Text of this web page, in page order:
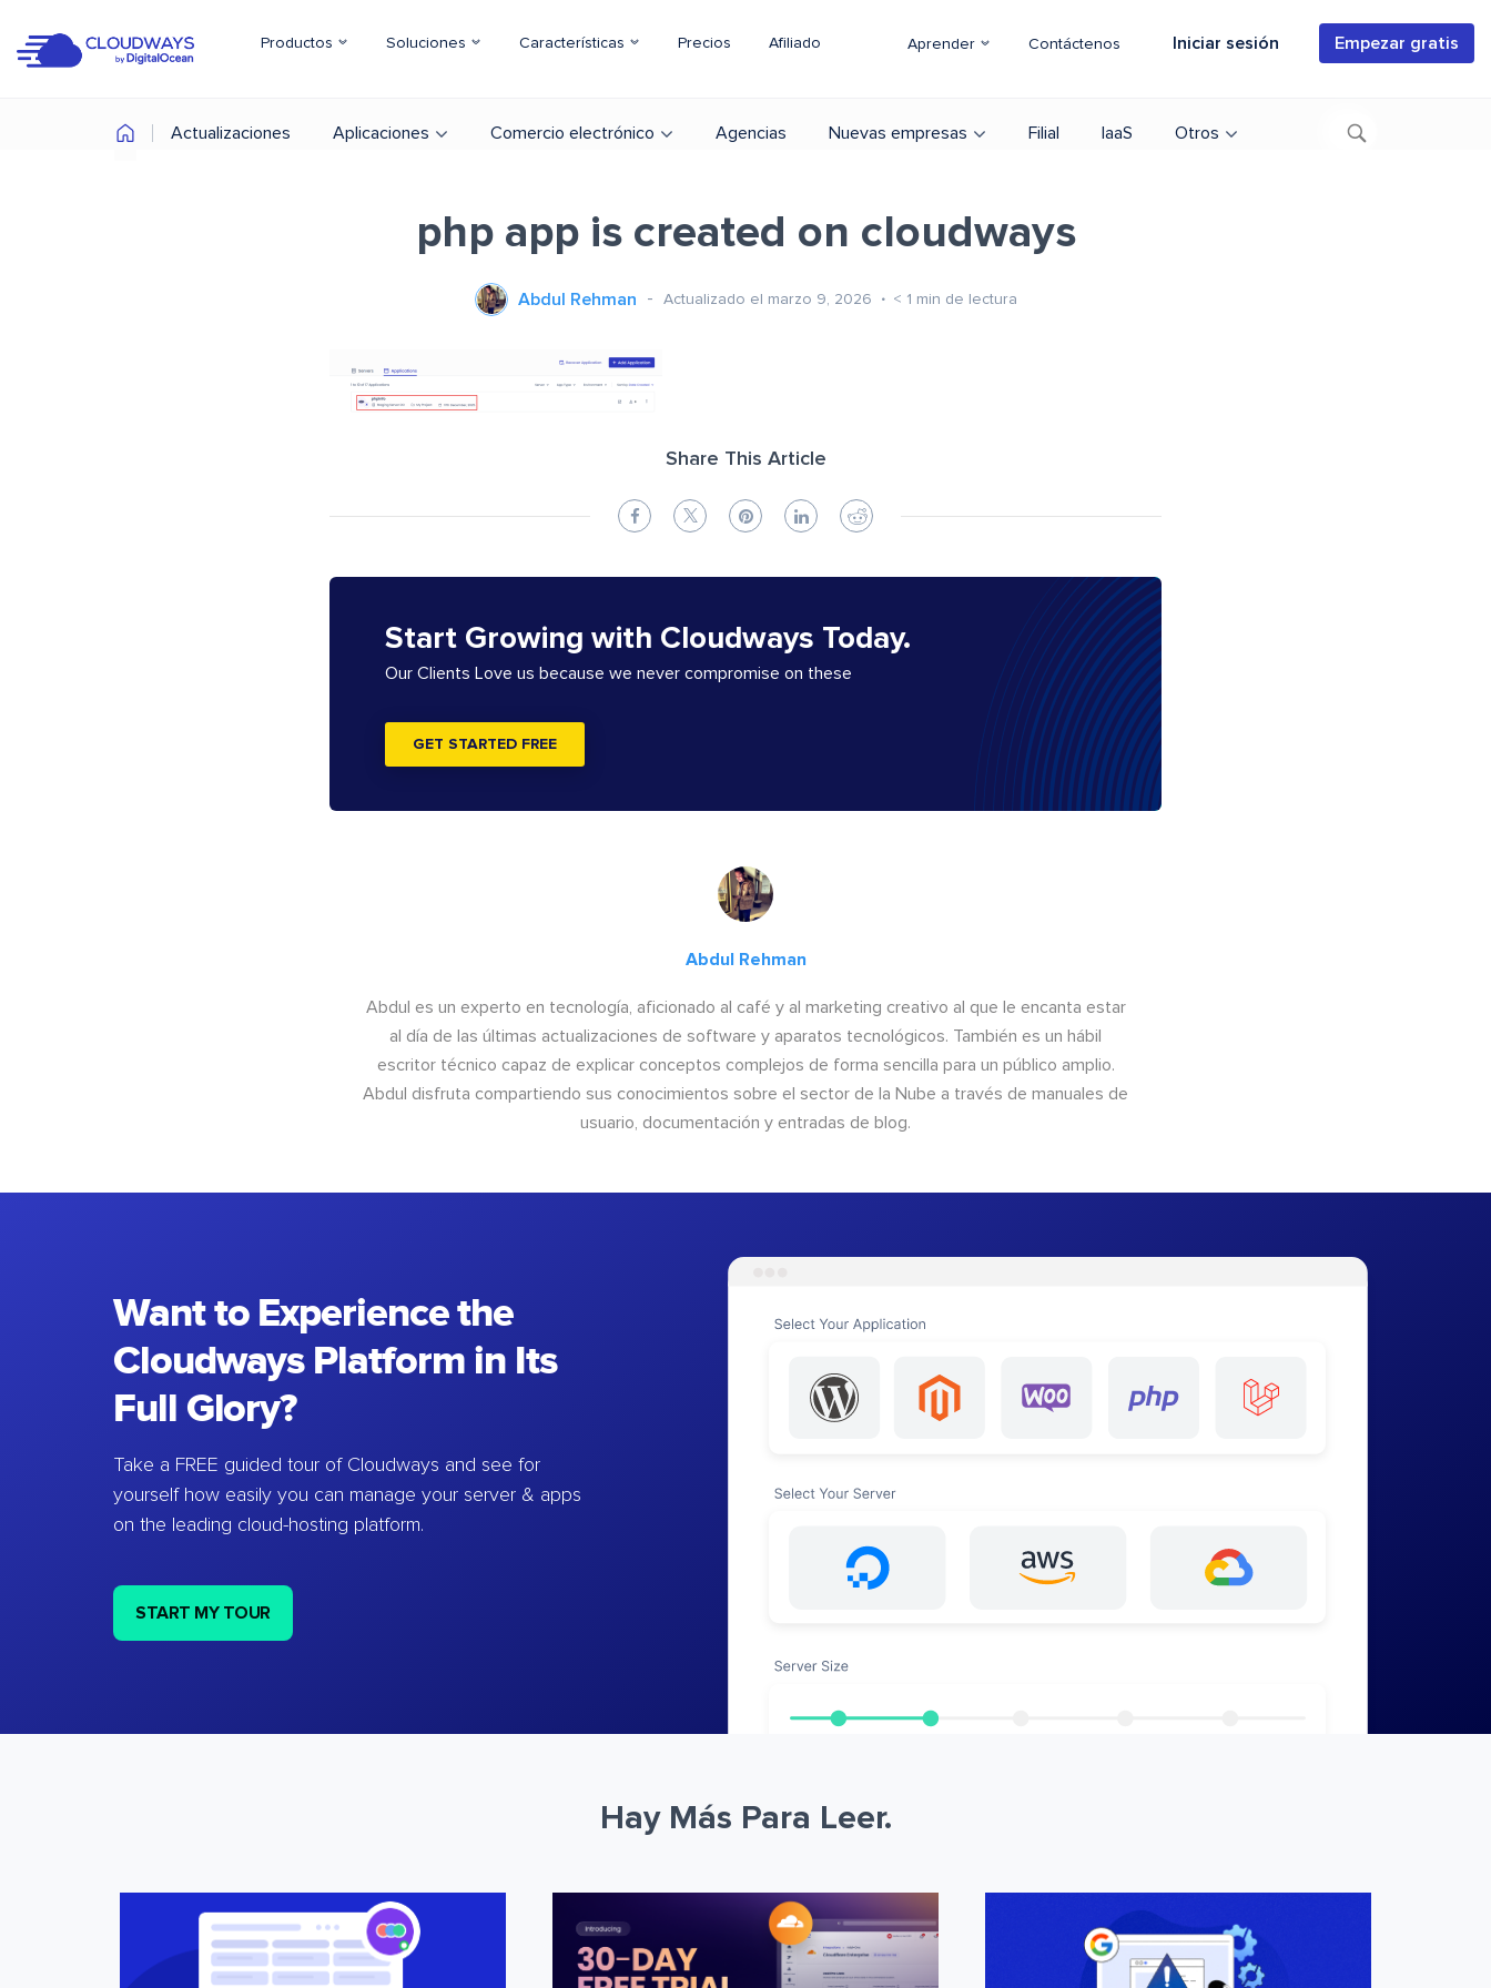
Productos Soluciones Características Precios Afiliado Aprender Contáctenos Iniciar sesión Empezar gratis
Actualizaciones Aplicaciones Comercio electrónico Agencias Nuevas empresas Filial IaaS Otros
php app is created on cloudways
Abdul Rehman Actualizado el marzo 9, 2026 < 1 min de lectura
Share This Article
Start Growing with Cloudways Today.
Our Clients Love us because we never compromise on these
GET STARTED FREE
Abdul Rehman
Abdul es un experto en tecnología, aficionado al café y al marketing creativo al que le encanta estar
al día de las últimas actualizaciones de software y aparatos tecnológicos. También es un hábil
escritor técnico capaz de explicar conceptos complejos de forma sencilla para un público amplio.
Abdul disfruta compartiendo sus conocimientos sobre el sector de la Nube a través de manuales de
usuario, documentación y entradas de blog.
Want to Experience the
Cloudways Platform in Its
Full Glory?
Take a FREE guided tour of Cloudways and see for
yourself how easily you can manage your server & apps
on the leading cloud-hosting platform.
START MY TOUR
Hay Más Para Leer.